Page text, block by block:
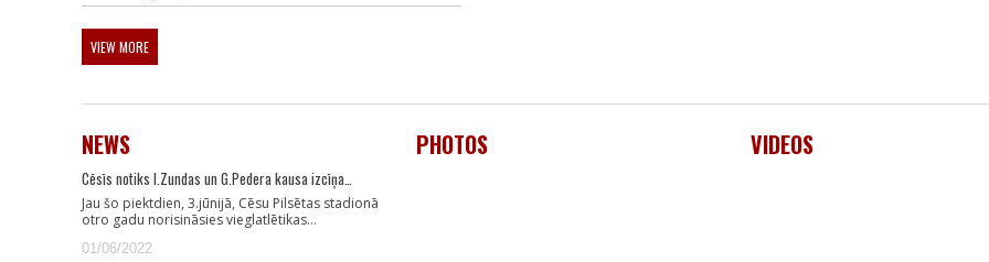
VIEW MORE
NEWS
Cēsīs notiks I.Zundas un G.Pedera kausa izcīņa…
Jau šo piektdien, 3.jūnijā, Cēsu Pilsētas stadionā
otro gadu norisināsies vieglatlētikas…
01/06/2022
PHOTOS VIDEOS